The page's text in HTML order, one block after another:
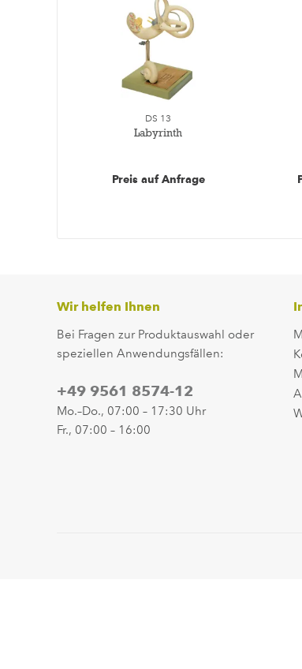
DS 13
Labyrinth
Preis auf Anfrage
Wir helfen Ihnen
Bei Fragen zur Produktauswahl oder
speziellen Anwendungsfällen:
+49 9561 8574-12
Mo.–Do., 07:00 – 17:30 Uhr
Fr., 07:00 – 16:00